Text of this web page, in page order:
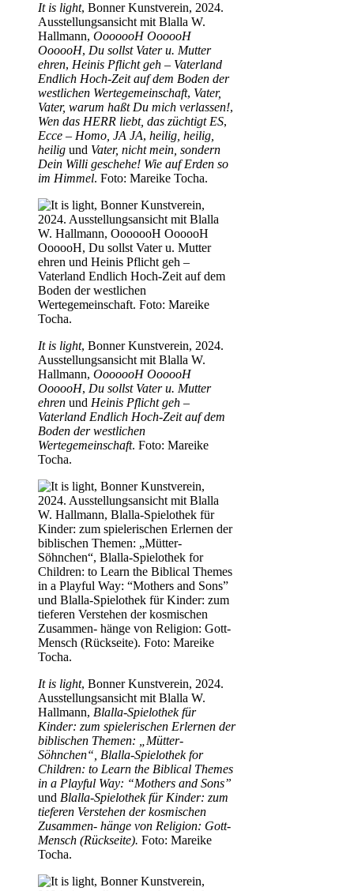
It is light, Bonner Kunstverein, 2024.
Ausstellungsansicht mit Blalla W.
Hallmann, OoooooH OooooH
OooooH, Du sollst Vater u. Mutter
ehren, Heinis Pflicht geh – Vaterland
Endlich Hoch-Zeit auf dem Boden der
westlichen Wertegemeinschaft, Vater,
Vater, warum haßt Du mich verlassen!,
Wen das HERR liebt, das züchtigt ES,
Ecce – Homo, JA JA, heilig, heilig,
heilig und Vater, nicht mein, sondern
Dein Willi geschehe! Wie auf Erden so
im Himmel. Foto: Mareike Tocha.
It is light, Bonner Kunstverein, 2024.
Ausstellungsansicht mit Blalla W.
Hallmann, OoooooH OooooH
OooooH, Du sollst Vater u. Mutter
ehren und Heinis Pflicht geh –
Vaterland Endlich Hoch-Zeit auf dem
Boden der westlichen
Wertegemeinschaft. Foto: Mareike
Tocha.
It is light, Bonner Kunstverein, 2024.
Ausstellungsansicht mit Blalla W.
Hallmann, Blalla-Spielothek für
Kinder: zum spielerischen Erlernen der
biblischen Themen: „Mütter-
Söhnchen“, Blalla-Spielothek for
Children: to Learn the Biblical Themes
in a Playful Way: “Mothers and Sons”
und Blalla-Spielothek für Kinder: zum
tieferen Verstehen der kosmischen
Zusammen- hänge von Religion: Gott-
Mensch (Rückseite). Foto: Mareike
Tocha.